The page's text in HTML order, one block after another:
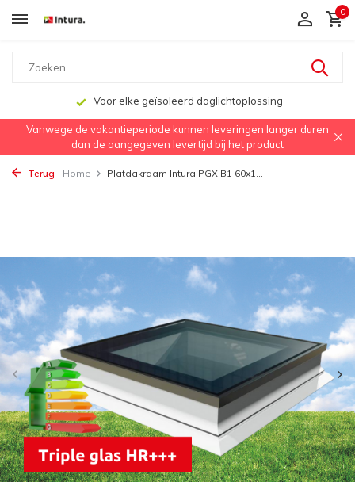
0
Voor elke geïsoleerd daglichtoplossing
Vanwege de vakantieperiode kunnen leveringen langer duren
dan de aangegeven levertijd bij het product
Terug Home Platdakraam Intura PGX B1 60x1...